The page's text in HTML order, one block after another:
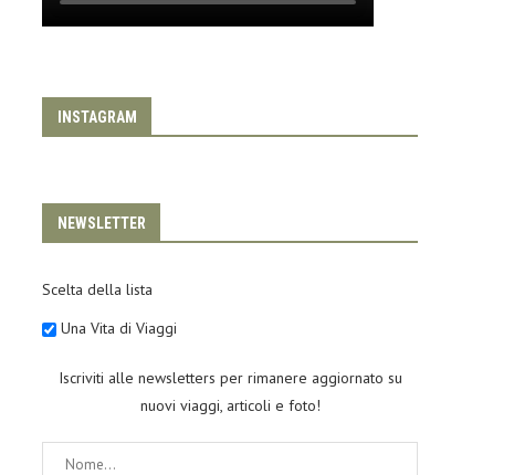
INSTAGRAM
NEWSLETTER
Scelta della lista
Una Vita di Viaggi
Iscriviti alle newsletters per rimanere aggiornato su
nuovi viaggi, articoli e foto!